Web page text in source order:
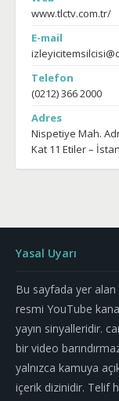
www.tlctv.com.tr/
E-mail
Telefon
(0212) 366 2000
Adres
Nispetiye Mah.
Kat 11 Etiler –
Yasal Uyarı
Bu sayfada yer alan
resmi YouTube
yayın sinyalleridir.
bir video
yalnızca kamuya
içerik dizinidir. Telif